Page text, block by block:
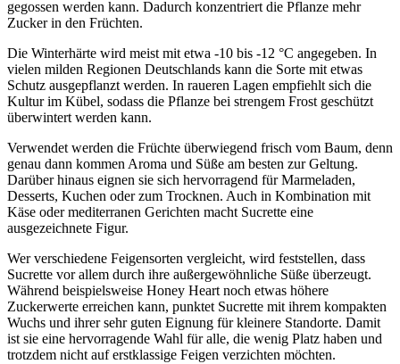
gegossen werden kann. Dadurch konzentriert die Pflanze mehr
Zucker in den Früchten.
Die Winterhärte wird meist mit etwa -10 bis -12 °C angegeben. In
vielen milden Regionen Deutschlands kann die Sorte mit etwas
Schutz ausgepflanzt werden. In raueren Lagen empfiehlt sich die
Kultur im Kübel, sodass die Pflanze bei strengem Frost geschützt
überwintert werden kann.
Verwendet werden die Früchte überwiegend frisch vom Baum, denn
genau dann kommen Aroma und Süße am besten zur Geltung.
Darüber hinaus eignen sie sich hervorragend für Marmeladen,
Desserts, Kuchen oder zum Trocknen. Auch in Kombination mit
Käse oder mediterranen Gerichten macht Sucrette eine
ausgezeichnete Figur.
Wer verschiedene Feigensorten vergleicht, wird feststellen, dass
Sucrette vor allem durch ihre außergewöhnliche Süße überzeugt.
Während beispielsweise Honey Heart noch etwas höhere
Zuckerwerte erreichen kann, punktet Sucrette mit ihrem kompakten
Wuchs und ihrer sehr guten Eignung für kleinere Standorte. Damit
ist sie eine hervorragende Wahl für alle, die wenig Platz haben und
trotzdem nicht auf erstklassige Feigen verzichten möchten.